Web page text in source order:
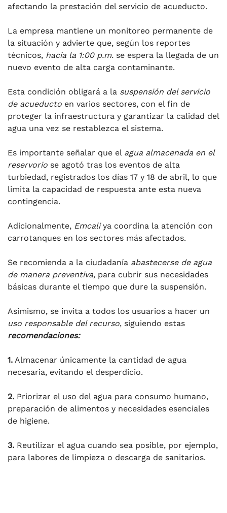
afectando la prestación del servicio de acueducto.
La empresa mantiene un monitoreo permanente de
la situación y advierte que, según los reportes
técnicos, hacia la 1:00 p.m. se espera la llegada de un
nuevo evento de alta carga contaminante.
Esta condición obligará a la suspensión del servicio
de acueducto en varios sectores, con el fin de
proteger la infraestructura y garantizar la calidad del
agua una vez se restablezca el sistema.
Es importante señalar que el agua almacenada en el
reservorio se agotó tras los eventos de alta
turbiedad, registrados los días 17 y 18 de abril, lo que
limita la capacidad de respuesta ante esta nueva
contingencia.
Adicionalmente, Emcaliya coordina la atención con
carrotanques en los sectores más afectados.
Se recomienda a la ciudadanía abastecerse de agua
de manera preventiva, para cubrir sus necesidades
básicas durante el tiempo que dure la suspensión.
Asimismo, se invita a todos los usuarios a hacer un
uso responsable del recurso, siguiendo estas
recomendaciones:
1. Almacenar únicamente la cantidad de agua
necesaria, evitando el desperdicio.
2. Priorizar el uso del agua para consumo humano,
preparación de alimentos y necesidades esenciales
de higiene.
3. Reutilizar el agua cuando sea posible, por ejemplo,
para labores de limpieza o descarga de sanitarios.